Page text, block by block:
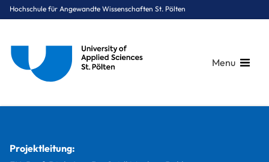
Hochschule für Angewandte Wissenschaften St. Pölten
Menu
Projektleitung: